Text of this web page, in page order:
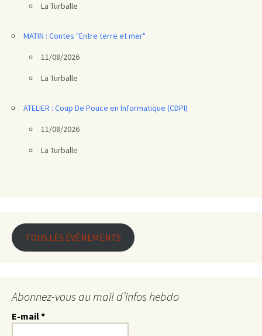
La Turballe
MATIN : Contes "Entre terre et mer"
11/08/2026
La Turballe
ATELIER : Coup De Pouce en Informatique (CDPI)
11/08/2026
La Turballe
TOUS LES ÉVÈNEMENTS
Abonnez-vous au mail d’infos hebdo
E-mail*